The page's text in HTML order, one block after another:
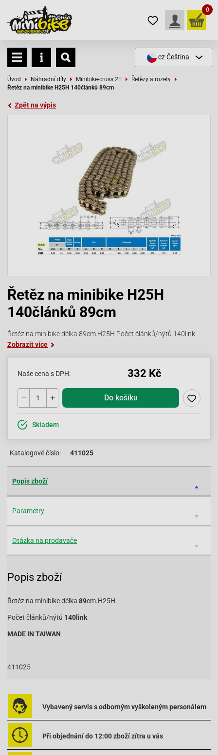
0
czČeština
Úvod Náhradní díly Minibike-cross 2T
Řetězy a rozety
Řetěz na minibike H25H 140článků 89cm
Zpět na výpis
Řetěz na minibike H25H
140článků 89cm
Řetěz na minibike délka 89cm.H25H Počet článků/nýtů 140link
Zobrazit více
Naše cena s DPH: 332 Kč
Do košíku
Skladem
Katalogové číslo: 411025
Popis zboží
Parametry
Otázka na prodavače
Popis zboží
Řetěz na minibike délka 89cm.H25H
Počet článků/nýtů 140link
MADE IN TAIWAN
411025
Vybavený servis s odborným vyškoleným personálem
Při objednání do 12:00 zboží zítra u vás